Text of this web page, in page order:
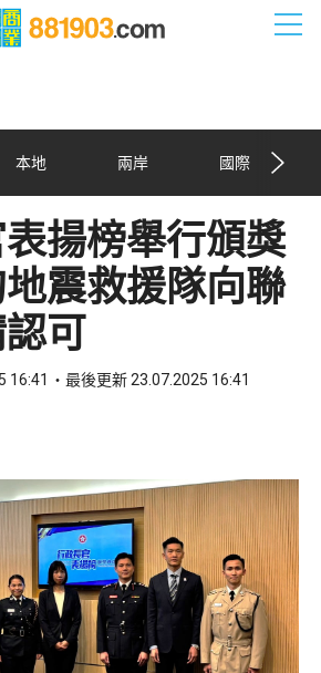
本地 兩岸 國際
揚榜舉行頒獎
震救援隊向聯
可
16:41 最後更新 23.07.2025 16:41